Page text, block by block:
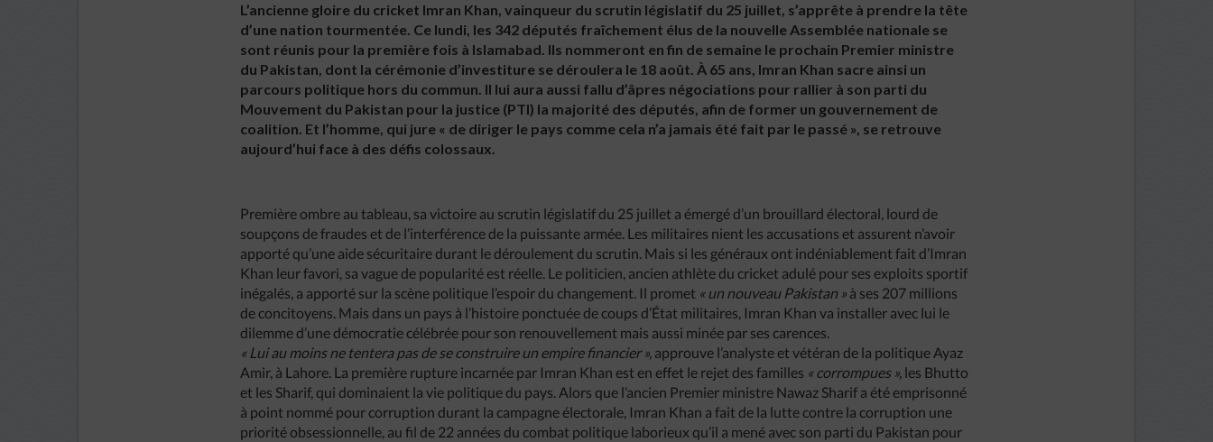
L’ancienne gloire du cricket Imran Khan, vainqueur du scrutin législatif du 25 juillet, s’apprête à prendre la tête
d’une nation tourmentée. Ce lundi, les 342 députés fraîchement élus de la nouvelle Assemblée nationale se
sont réunis pour la première fois à Islamabad. Ils nommeront en fin de semaine le prochain Premier ministre
du Pakistan, dont la cérémonie d’investiture se déroulera le 18 août. À 65 ans, Imran Khan sacre ainsi un
parcours politique hors du commun. Il lui aura aussi fallu d’âpres négociations pour rallier à son parti du
Mouvement du Pakistan pour la justice (PTI) la majorité des députés, afin de former un gouvernement de
coalition. Et l’homme, qui jure « de diriger le pays comme cela n’a jamais été fait par le passé », se retrouve
aujourd’hui face à des défis colossaux.
Première ombre au tableau, sa victoire au scrutin législatif du 25 juillet a émergé d’un brouillard électoral, lourd de
soupçons de fraudes et de l’interférence de la puissante armée. Les militaires nient les accusations et assurent n’avoir
apporté qu’une aide sécuritaire durant le déroulement du scrutin. Mais si les généraux ont indéniablement fait d’Imran
Khan leur favori, sa vague de popularité est réelle. Le politicien, ancien athlète du cricket adulé pour ses exploits sportif
inégalés, a apporté sur la scène politique l’espoir du changement. Il promet « un nouveau Pakistan » à ses 207 millions
de concitoyens. Mais dans un pays à l’histoire ponctuée de coups d’État militaires, Imran Khan va installer avec lui le
dilemme d’une démocratie célébrée pour son renouvellement mais aussi minée par ses carences.
« Lui au moins ne tentera pas de se construire un empire financier », approuve l’analyste et vétéran de la politique Ayaz
Amir, à Lahore. La première rupture incarnée par Imran Khan est en effet le rejet des familles « corrompues », les Bhutto
et les Sharif, qui dominaient la vie politique du pays. Alors que l’ancien Premier ministre Nawaz Sharif a été emprisonné
à point nommé pour corruption durant la campagne électorale, Imran Khan a fait de la lutte contre la corruption une
priorité obsessionnelle, au fil de 22 années du combat politique laborieux qu’il a mené avec son parti du Pakistan pour